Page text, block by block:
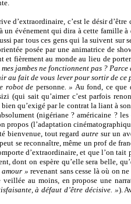
d’extraordinaire, c’est le désir
un événement qui dira à cette famille
par tous ces gens qui la suivent sur
posée par une animatrice de
et fièrement au monde au lieu de
jambes ne fonctionnent pas ?
au fait de vous lever pour sortir de
robot de personne. » Au fond, ce que
(qui sait qu’aimer c’est parfois
, bien qu’exigé par le contrat la liant à
(nigériane ? américaine ?
propos (l’adaptation
bienvenue, tout regardautre sur un
se reconnaître, même un prof de
d’extraordinaire, et que l’on
dont on espère qu’elle sera belle,
amour » revenant sans cesse là où on
veillée au moins, en propose une
à défaut d’être décisive. »).